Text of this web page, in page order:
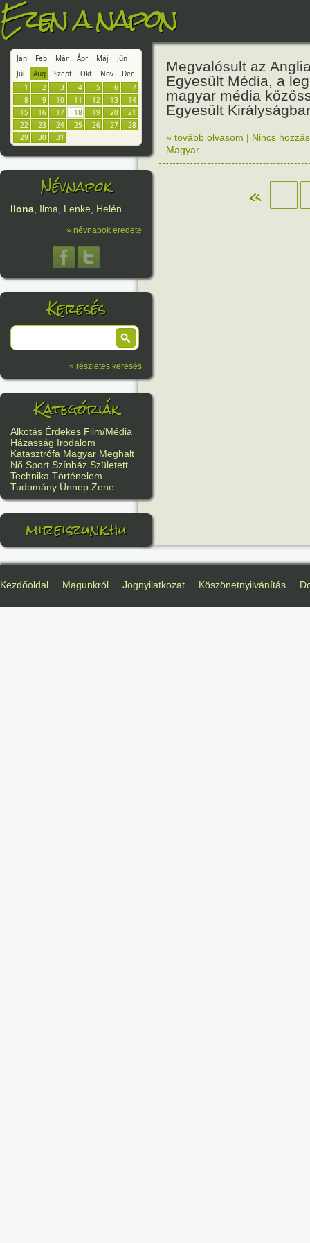
Ezen a napon
Jan Feb Már Ápr Máj
Jún
Júl
Aug Szept Okt Nov
Dec
1
2 3 4 5 6
7
8
9 10 11 12 13
14
15
16 17 18 19 20
21
22
23 24 25 26 27
28
29
30 31
Névnapok
Ilona, Ilma, Lenke, Helén
» névnapok eredete
Keresés
» részletes keresés
Kategóriák
Alkotás Érdekes Film/Média
Házasság Irodalom
Katasztrófa Magyar Meghalt
Nő Sport Színház Született
Technika Történelem
Tudomány Ünnep Zene
mireiszunk.hu
Megvalósult az
Egyesült Média, a
magyar média
Egyesült
» tovább olvasom | Nincs
Magyar
«
Kezdőoldal Magunkról Jognyilatkozat Köszönetnyilvánítás